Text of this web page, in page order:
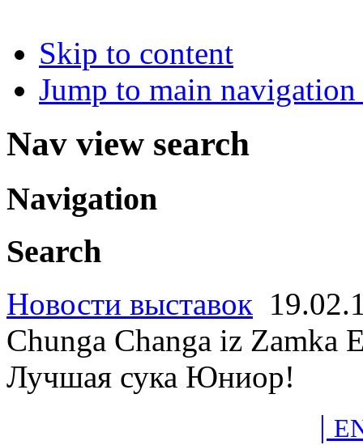
Skip to content
Jump to main
Nav view search
Navigation
Search
Новости выставок
Chunga Changa iz
Лучшая сука Юниор!
|